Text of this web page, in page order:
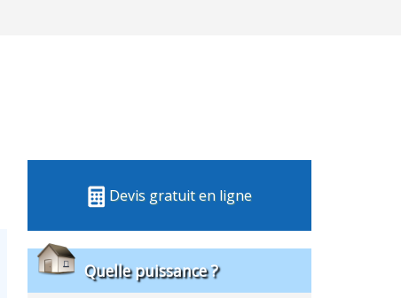
Devis gratuit en ligne
Quelle puissance ?